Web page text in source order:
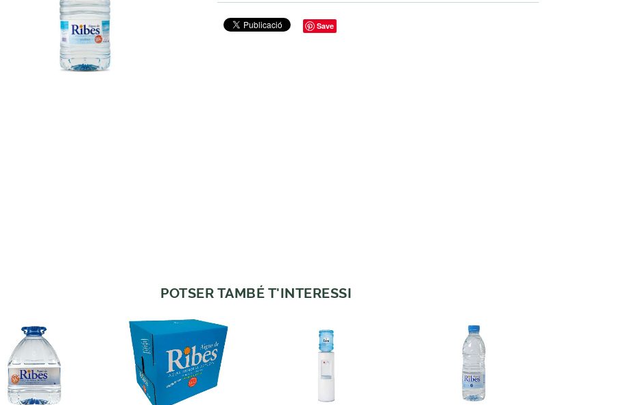
Save
POTSER TAMBÉ T'INTERESSI